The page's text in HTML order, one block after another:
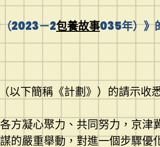
2023－2包養故事035年）》
下簡稱《計劃》）的請示收
方凝心聚力、共同努力，京津
的嚴重舉動，對進一個步驟優